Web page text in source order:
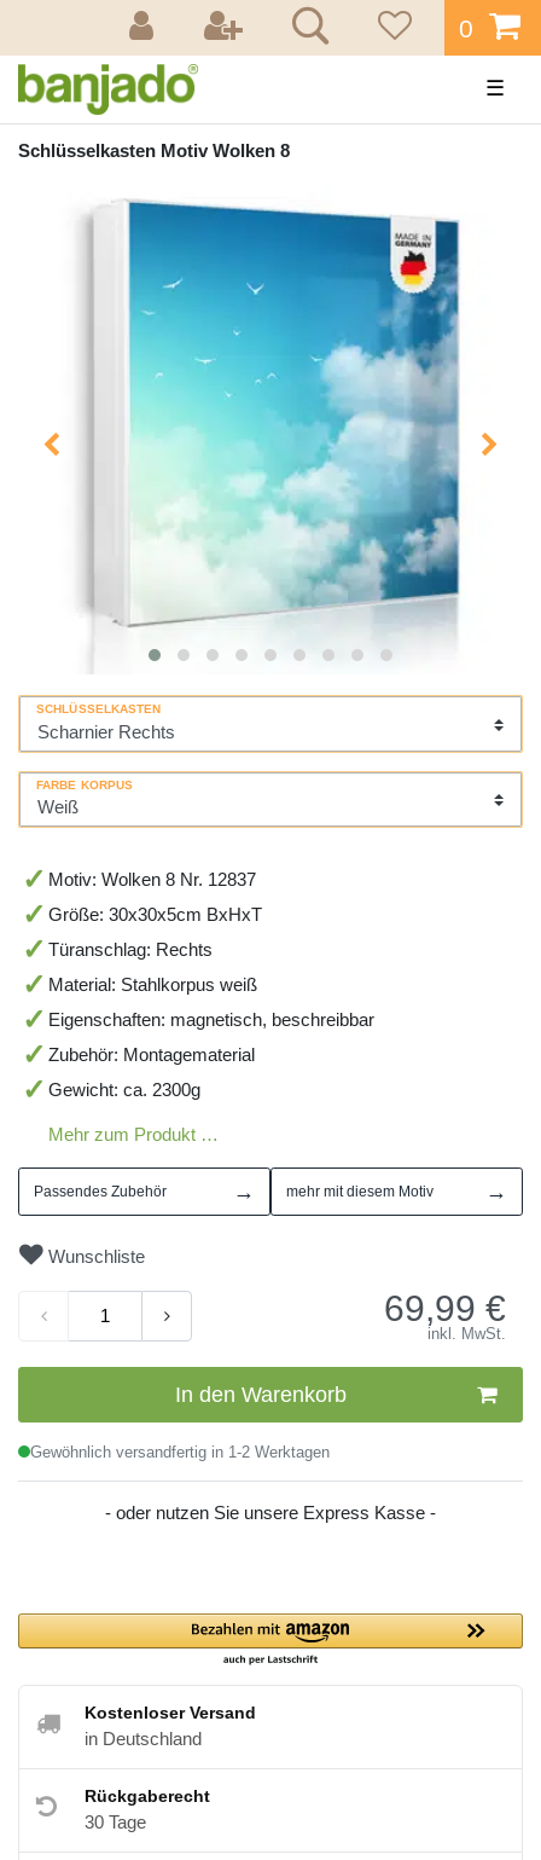
0
☰
Schlüsselkasten Motiv Wolken 8
SCHLÜSSELKASTEN
FARBE KORPUS
Motiv: Wolken 8 Nr. 12837
Größe: 30x30x5cm BxHxT
Türanschlag: Rechts
Material: Stahlkorpus weiß
Eigenschaften: magnetisch, beschreibbar
Zubehör: Montagematerial
Gewicht: ca. 2300g
Mehr zum Produkt …
Passendes Zubehör → mehr mit diesem Motiv →
Wunschliste
69,99 €
inkl. MwSt.
In den Warenkorb
Gewöhnlich versandfertig in 1-2 Werktagen
- oder nutzen Sie unsere Express Kasse -
Kostenloser Versand
in Deutschland
Rückgaberecht
30 Tage